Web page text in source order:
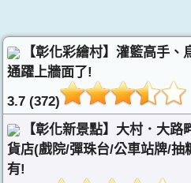
【彰化彩繪村】灌籃高手
通躍上牆面了!
3.7 (372)
【彰化新景點】大村．大
貨店(戲院/彈珠台/公車站牌/抽
有!